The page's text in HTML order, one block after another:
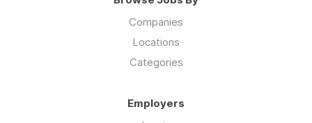
Companies
Locations
Categories
Employers